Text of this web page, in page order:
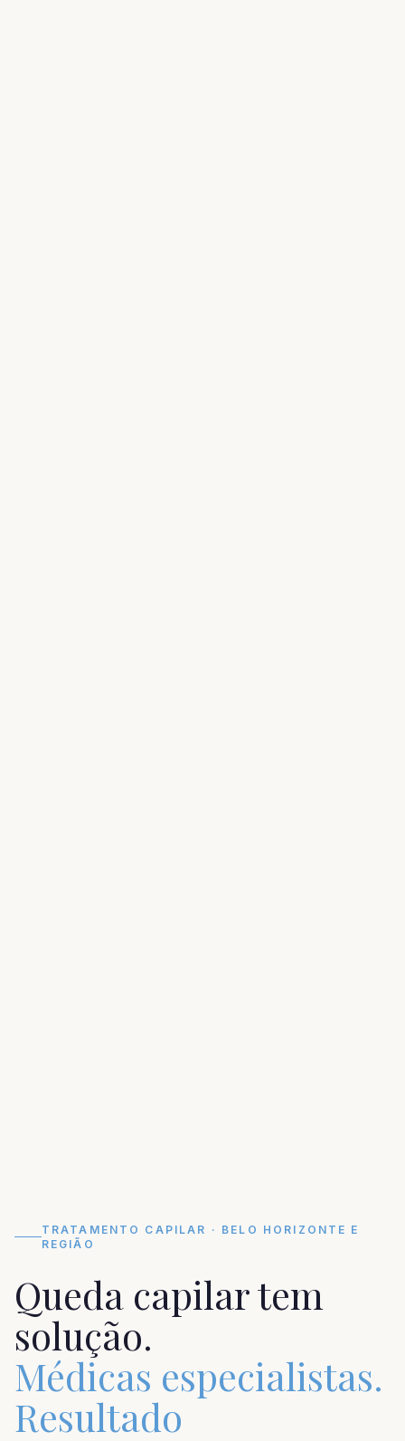
TRATAMENTO CAPILAR · BELO HORIZONTE E
REGIÃO
Queda capilar tem
solução.
Médicas especialistas.
Resultado